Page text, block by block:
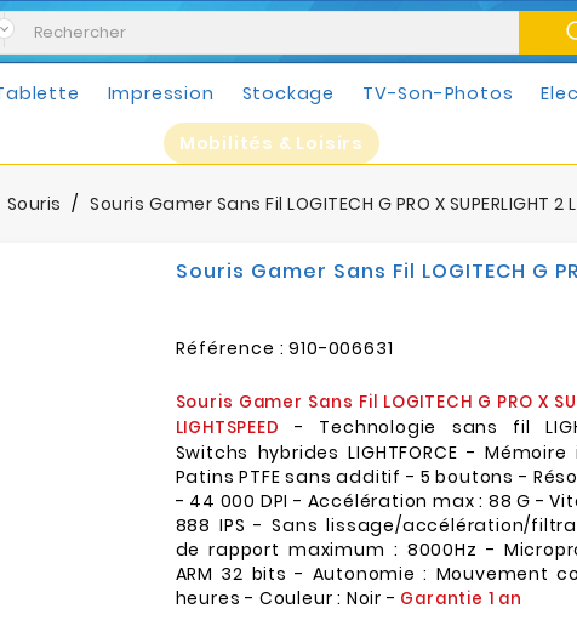
Impression Stockage TV-Son-Photos
Mobilités & Loisirs
Souris Souris Gamer Sans Fil LOGITECH G PRO X SUPERLIGHT 2
Souris Gamer Sans Fil LOGITECH G
Référence : 910-006631
Souris Gamer Sans Fil LOGITECH G PRO X
LIGHTSPEED
- Technologie sans fil
Switchs hybrides LIGHTFORCE -
Patins PTFE sans additif - 5 boutons -
- 44 000 DPI - Accélération max : 88 G -
888 IPS - Sans lissage/accélération/
de rapport maximum : 8000Hz -
ARM 32 bits - Autonomie : Mouvement
heures - Couleur : Noir - Garantie 1 an